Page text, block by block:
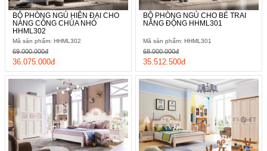
BỘ PHÒNG NGỦ HIỆN ĐẠI CHO
NÀNG CÔNG CHÚA NHỎ
HHML302
Mã sản phẩm: HHML302
36.075.000đ
69.000.000đ
BỘ PHÒNG NGỦ CHO BÉ TRAI
NĂNG ĐỘNG HHML301
Mã sản phẩm: HHML301
35.512.500đ
68.000.000đ